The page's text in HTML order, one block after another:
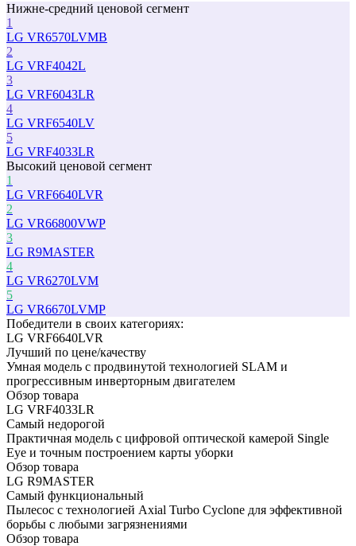
Нижне-средний ценовой сегмент
1
LG VR6570LVMB
2
LG VRF4042L
3
LG VRF6043LR
4
LG VRF6540LV
5
LG VRF4033LR
Высокий ценовой сегмент
1
LG VRF6640LVR
2
LG VR66800VWP
3
LG R9MASTER
4
LG VR6270LVM
5
LG VR6670LVMP
Победители в cвоих категориях:
LG VRF6640LVR
Лучший по цене/качеству
Умная модель с продвинутой технологией SLAM и
прогрессивным инверторным двигателем
Обзор товара
LG VRF4033LR
Самый недорогой
Практичная модель с цифровой оптической камерой Single
Eye и точным построением карты уборки
Обзор товара
LG R9MASTER
Самый функциональный
Пылесос с технологией Axial Turbo Cyclone для эффективной
борьбы с любыми загрязнениями
Обзор товара